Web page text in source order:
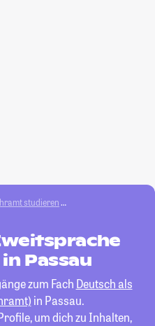
studieren
Passau
zum Fach Deutsch als
in Passau.
um dich zu Inhalten,